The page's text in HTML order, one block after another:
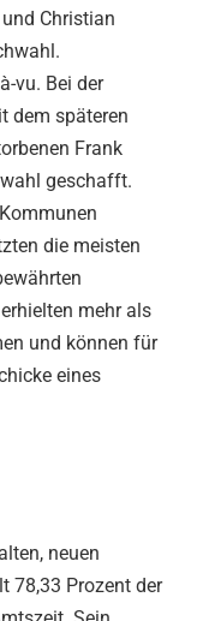
Christian
vu. Bei der
dem späteren
Frank
geschafft.
die meisten
mehr als
und können für
eines
neuen
78,33 Prozent der